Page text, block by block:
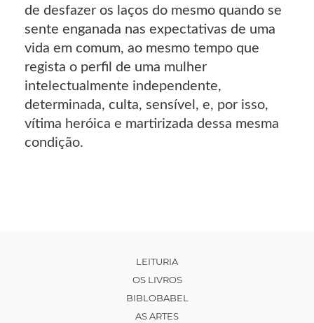
de desfazer os laços do mesmo quando se
sente enganada nas expectativas de uma
vida em comum, ao mesmo tempo que
regista o perfil de uma mulher
intelectualmente independente,
determinada, culta, sensível, e, por isso,
vítima heróica e martirizada dessa mesma
condição.
LEITURIA
OS LIVROS
BIBLOBABEL
AS ARTES